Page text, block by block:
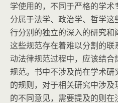
学使用的，不同于严格的学术
分属于法学、政治学、哲学
行分别的独立的深入的研究和
这些规范存在着难以分割的
动法律规范过程中，应该结
规范。书中不涉及尚在学术
的规则，对于相关研究中涉
的不同意见，需要提及的则